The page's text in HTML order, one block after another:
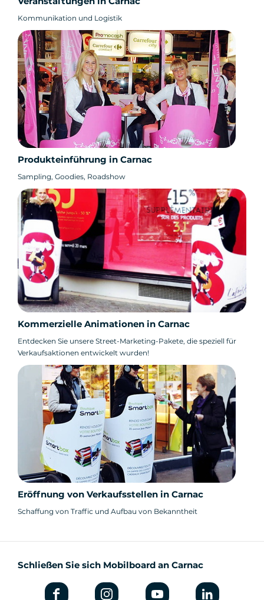
Kommunikation und Logistik
Produkteinführung in Carnac
Sampling, Goodies, Roadshow
Kommerzielle Animationen in Carnac
Entdecken Sie unsere Street-Marketing-Pakete, die speziell für
Verkaufsaktionen entwickelt wurden!
Eröffnung von Verkaufsstellen in Carnac
Schaffung von Traffic und Aufbau von Bekanntheit
Schließen Sie sich Mobilboard an Carnac